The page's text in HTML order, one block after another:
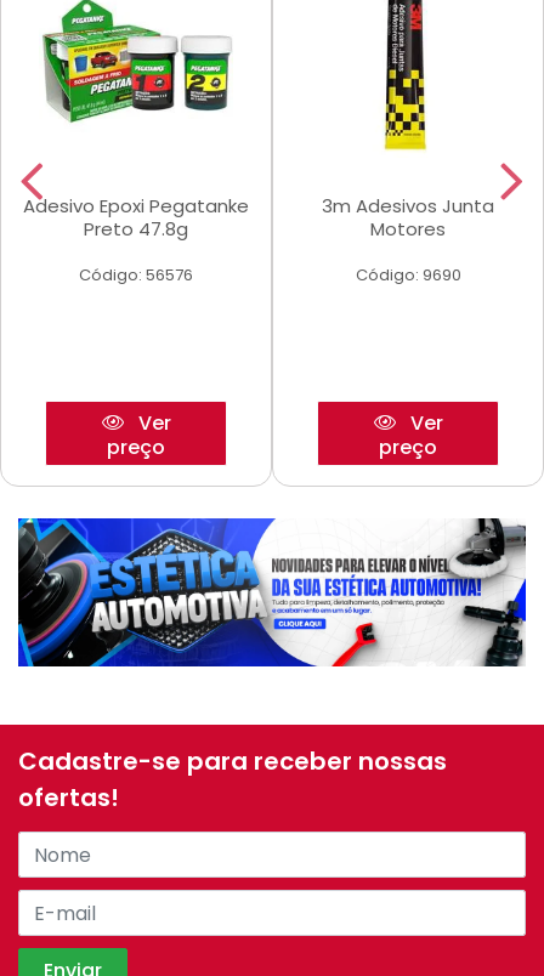
Adesivo Epoxi Pegatanke
Preto 47.8g
Código: 56576
Ver
preço
3m Adesivos Junta
Motores
Código: 9690
Ver
preço
Cadastre-se para receber nossas
ofertas!